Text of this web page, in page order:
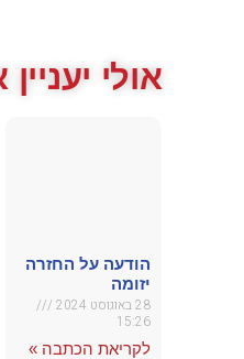
אולי
הודעה על החזרה
יזומה
28 באוגוסט 2024
15:26
לקריאת הכתבה »